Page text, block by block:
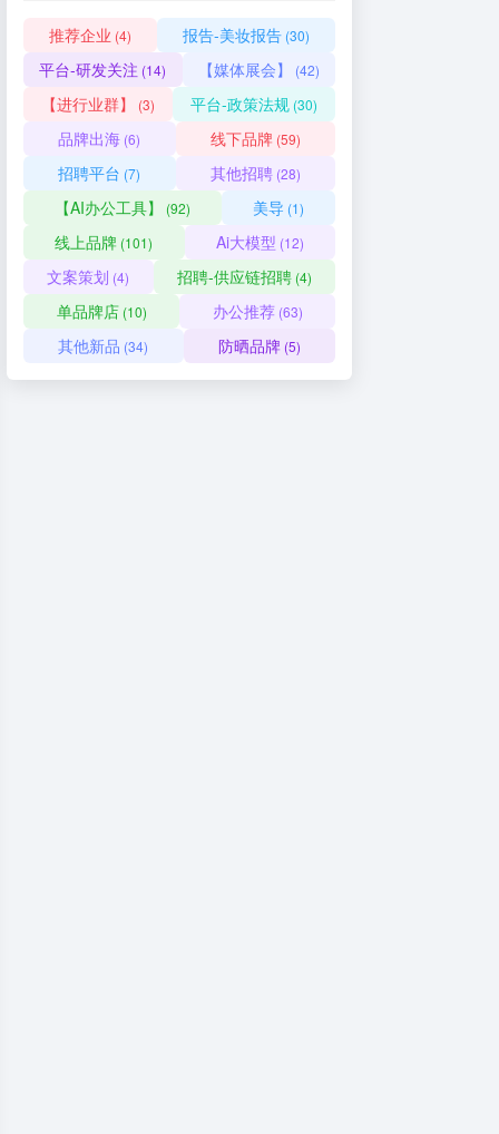
推荐企业 (4) 报告-美妆报告 (30)
平台-研发关注 (14) 【媒体展会】 (42)
【进行业群】 (3) 平台-政策法规 (30)
品牌出海 (6) 线下品牌 (59)
招聘平台 (7) 其他招聘(28)
【AI办公工具】 (92) 美导 (1)
线上品牌 (101) Ai大模型 (12)
文案策划 (4) 招聘-供应链招聘(4)
单品牌店(10) 办公推荐(63)
其他新品 (34) 防晒品牌(5)